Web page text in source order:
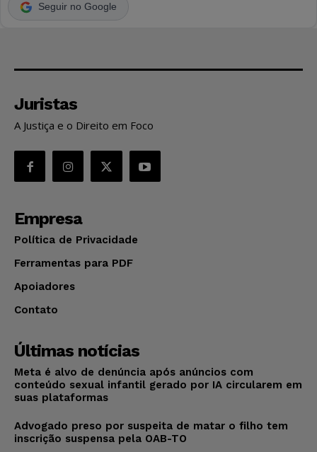
Seguir no Google
Juristas
A Justiça e o Direito em Foco
Empresa
Política de Privacidade
Ferramentas para PDF
Apoiadores
Contato
Últimas notícias
Meta é alvo de denúncia após anúncios com
conteúdo sexual infantil gerado por IA circularem em
suas plataformas
Advogado preso por suspeita de matar o filho tem
inscrição suspensa pela OAB-TO